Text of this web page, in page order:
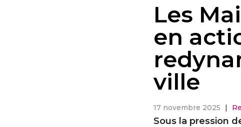
Les
en
ville
17 novembre 2025 |
Sous la pression